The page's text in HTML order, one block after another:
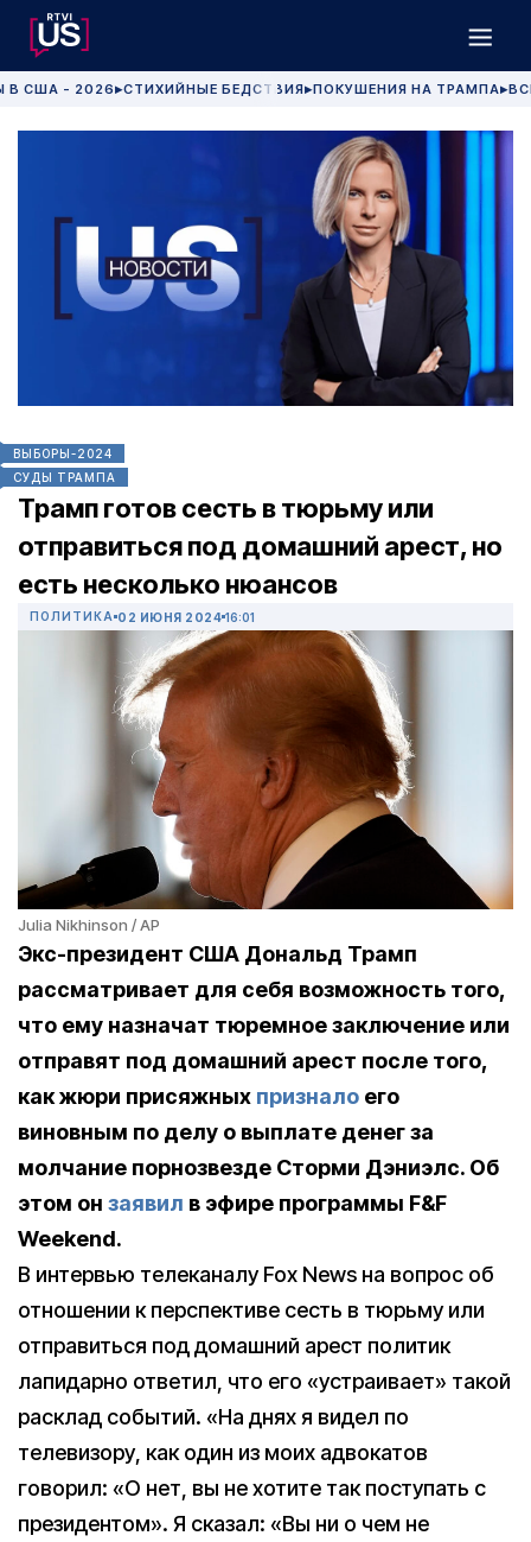
В США - 2026 ▶СТИХИЙНЫЕ БЕДСТВИЯ▶ПОКУШЕНИЯ НА ТРАМПА▶
ВЫБОРЫ-2024
СУДЫ ТРАМПА
Трамп готов сесть в тюрьму или
отправиться под домашний арест, но
есть несколько нюансов
ПОЛИТИКА 02 ИЮНЯ 2024 16:01
Julia Nikhinson / AP
Экс-президент США Дональд Трамп
рассматривает для себя возможность того,
что ему назначат тюремное заключение или
отправят под домашний арест после того,
как жюри присяжных признало его
виновным по делу о выплате денег за
молчание порнозвезде Сторми Дэниэлс. Об
этом он заявил в эфире программы F&F
Weekend.
В интервью телеканалу Fox News на вопрос об
отношении к перспективе сесть в тюрьму или
отправиться под домашний арест политик
лапидарно ответил, что его «устраивает» такой
расклад событий. «На днях я видел по
телевизору, как один из моих адвокатов
говорил: «О нет, вы не хотите так поступать с
президентом». Я сказал: «Вы ни о чем не